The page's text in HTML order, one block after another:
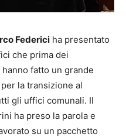
Federici ha presentato
che prima dei
fatto un grande
la transizione al
gli uffici comunali. Il
ha preso la parola e
su un pacchetto